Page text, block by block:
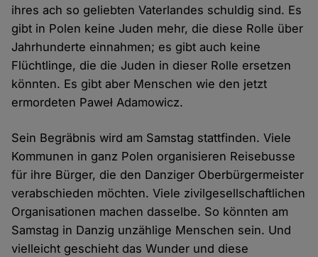
ihres ach so geliebten Vaterlandes schuldig sind. Es
gibt in Polen keine Juden mehr, die diese Rolle über
Jahrhunderte einnahmen; es gibt auch keine
Flüchtlinge, die die Juden in dieser Rolle ersetzen
könnten. Es gibt aber Menschen wie den jetzt
ermordeten Paweł Adamowicz.
Sein Begräbnis wird am Samstag stattfinden. Viele
Kommunen in ganz Polen organisieren Reisebusse
für ihre Bürger, die den Danziger Oberbürgermeister
verabschieden möchten. Viele zivilgesellschaftlichen
Organisationen machen dasselbe. So könnten am
Samstag in Danzig unzählige Menschen sein. Und
vielleicht geschieht das Wunder und diese